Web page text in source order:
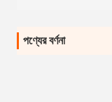
পণ্যের বর্ণনা